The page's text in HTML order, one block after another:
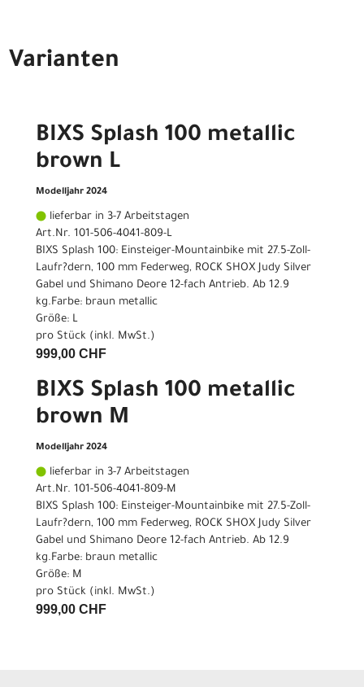
Varianten
BIXS Splash 100 metallic
brown L
Modelljahr 2024
lieferbar in 3-7 Arbeitstagen
Art.Nr. 101-506-4041-809-L
BIXS Splash 100: Einsteiger-Mountainbike mit 27.5-Zoll-
Laufr?dern, 100 mm Federweg, ROCK SHOX Judy Silver
Gabel und Shimano Deore 12-fach Antrieb. Ab 12.9
kg.Farbe: braun metallic
Größe: L
pro Stück (inkl. MwSt.)
999,00 CHF
BIXS Splash 100 metallic
brown M
Modelljahr 2024
lieferbar in 3-7 Arbeitstagen
Art.Nr. 101-506-4041-809-M
BIXS Splash 100: Einsteiger-Mountainbike mit 27.5-Zoll-
Laufr?dern, 100 mm Federweg, ROCK SHOX Judy Silver
Gabel und Shimano Deore 12-fach Antrieb. Ab 12.9
kg.Farbe: braun metallic
Größe: M
pro Stück (inkl. MwSt.)
999,00 CHF